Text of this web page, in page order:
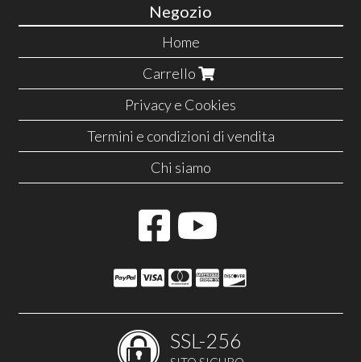
Negozio
Home
Carrello
Privacy e Cookies
Termini e condizioni di vendita
Chi siamo
SSL-256